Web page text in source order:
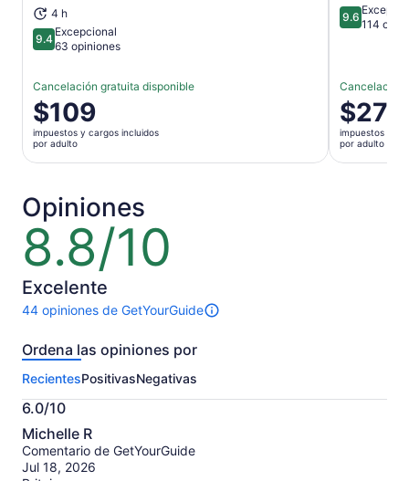
4 h
9.49.4 de 10
Excepcional
63 opiniones
Cancelación gratuita disponible
El
precio
es
de
por
adulto
$109
impuestos y cargos incluidos
por adulto
9.69.6 de 10
114
Cancelación
El
precio
es
de
$27
impuestos y
por adulto
Opiniones
8.8/10
8.8
de
10
Excelente
44 opiniones de GetYourGuide
Hay
opiniones
esta
actividad.
Más
información
sobre
nuestras
Ordena las opiniones por
RecientesPositivasNegativas
6.0/10
6.0
de
10
Michelle R
Comentario de GetYourGuide
Jul 18, 2026